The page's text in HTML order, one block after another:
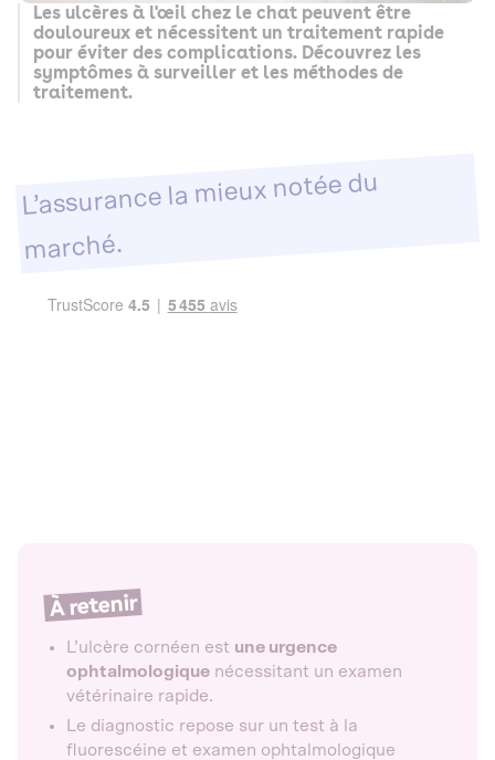
Les ulcères à l'œil chez le chat peuvent être
douloureux et nécessitent un traitement rapide
pour éviter des complications. Découvrez les
symptômes à surveiller et les méthodes de
traitement.
L’assurance la mieux notée du
marché.
À retenir
L’ulcère cornéen est une urgence
ophtalmologique nécessitant un examen
vétérinaire rapide.
Le diagnostic repose sur un test à la
fluorescéine et examen ophtalmologique